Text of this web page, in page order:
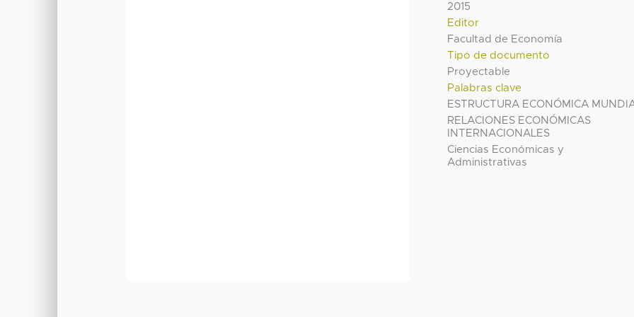
2015
Editor
Facultad de Economía
Tipo de documento
Proyectable
Palabras clave
ESTRUCTURA ECONÓMICA
RELACIONES ECONÓMICAS
INTERNACIONALES
Ciencias Económicas y
Administrativas